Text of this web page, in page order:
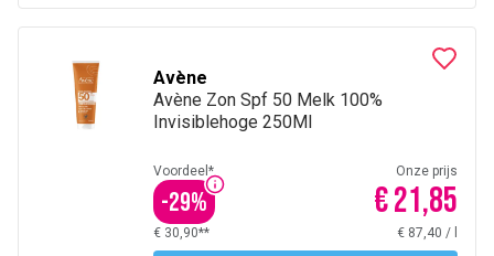
Avène
Avène Zon Spf 50 Melk 100%
Invisiblehoge 250Ml
Voordeel*
-29%
Onze prijs
€ 21,85
€ 30,90** € 87,40 /